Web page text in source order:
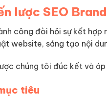
lược SEO
công đòi hỏi sự kết hợp
website, sáng tạo nội
chúng tôi đúc kết và
tiêu